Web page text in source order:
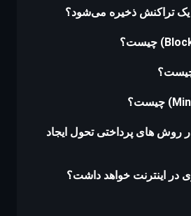
یک تراکنش ذخیره می‌شود؟
روش های پرداختی تحول ایجاد
در اینترنت خواهد داشت؟